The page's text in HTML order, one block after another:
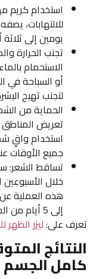
استخدام كريم
للالتهابات،
يومين إلى ثلاثة
تجنب الحرارة
الاستحمام
لتجنب تهيج
الحماية من
تعريض
جميع الأوقات
تساقط الشعر:
خلال
إلى 5 أيام من الجلسة.
تعرف على:ليزر الظهر
النتائج
كامل الجسم